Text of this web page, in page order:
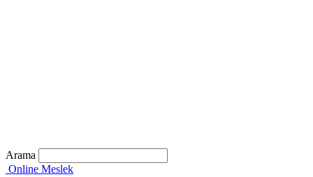
Arama
Online Meslek